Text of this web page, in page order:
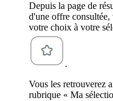
Depuis la page de
d'une offre
votre choix à votre
.
Vous les retrouverez
rubrique « Ma